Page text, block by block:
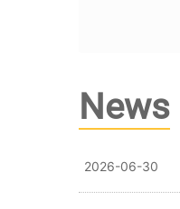
News
2026-06-30